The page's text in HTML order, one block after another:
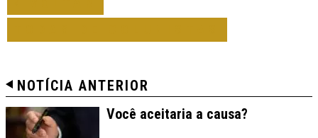
NOTÍCIA ANTERIOR
Você aceitaria a causa?